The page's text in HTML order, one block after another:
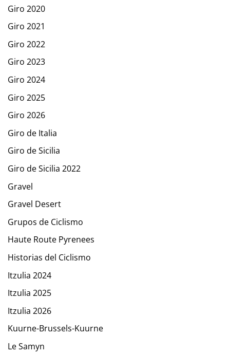
Giro 2020
Giro 2021
Giro 2022
Giro 2023
Giro 2024
Giro 2025
Giro 2026
Giro de Italia
Giro de Sicilia
Giro de Sicilia 2022
Gravel
Gravel Desert
Grupos de Ciclismo
Haute Route Pyrenees
Historias del Ciclismo
Itzulia 2024
Itzulia 2025
Itzulia 2026
Kuurne-Brussels-Kuurne
Le Samyn